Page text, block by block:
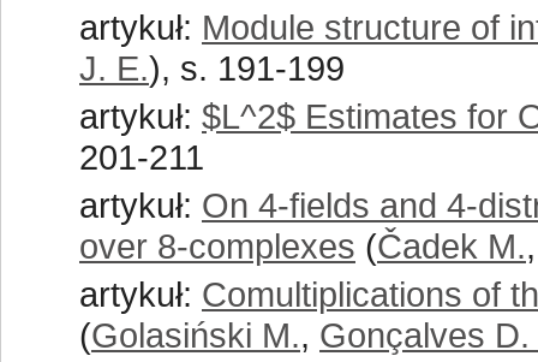
artykuł: Module structure of
J. E.), s. 191-199
artykuł: $L^2$ Estimates for
201-211
artykuł: On 4-fields and 4-
over 8-complexes (Čadek M.
artykuł: Comultiplications of
(Golasiński M., Gonçalves D.